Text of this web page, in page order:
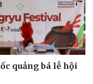
Đời sống
Nhà đẹp
quảng bá lễ hội